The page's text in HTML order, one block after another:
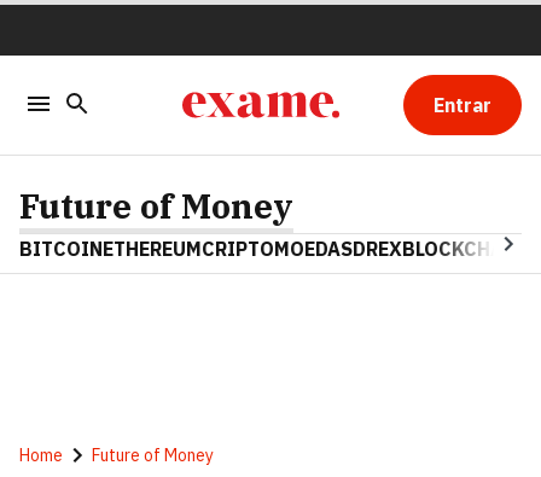
Entrar
Future of Money
BITCOINETHEREUMCRIPTOMOEDASDREXBLOCKCHAIN
Home Future of Money